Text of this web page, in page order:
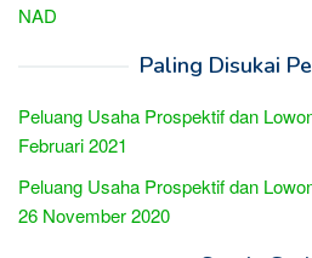
NAD
Paling Disukai
Peluang Usaha Prospektif dan
Februari 2021
Peluang Usaha Prospektif dan
26 November 2020